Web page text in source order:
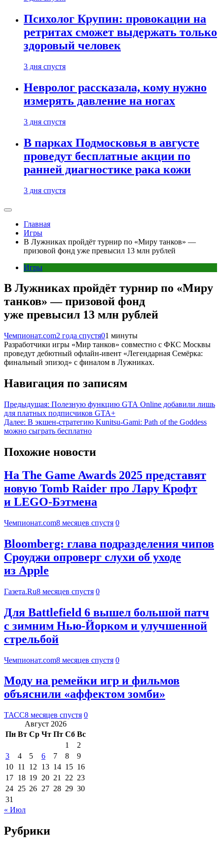
Психолог Крупин: провокации на
ретритах сможет выдержать только
здоровый человек
3 дня спустя
Невролог рассказала, кому нужно
измерять давление на ногах
3 дня спустя
В парках Подмосковья в августе
проведут бесплатные акции по
ранней диагностике рака кожи
3 дня спустя
Главная
Игры
В Лужниках пройдёт турнир по «Миру танков» —
призовой фонд уже превысил 13 млн рублей
Игры
В Лужниках пройдёт турнир по «Миру
танков» — призовой фонд
уже превысил 13 млн рублей
Чемпионат.com2 года спустя01 минуты
Разработчики игры «Мир танков» совместно с ФКС Москвы
проведут дебютный офлайн-ивент «Легендарная Семёрка:
финальный эпизод» с финалом в Лужниках.
Навигация по записям
Предыдущая: Полезную функцию GTA Online добавили лишь
для платных подписчиков GTA+
Далее: В экшен-стратегию Kunitsu-Gami: Path of the Goddess
можно сыграть бесплатно
Похожие новости
На The Game Awards 2025 представят
новую Tomb Raider про Лару Крофт
и LEGO-Бэтмена
Чемпионат.com8 месяцев спустя 0
Bloomberg: глава подразделения чипов
Сроуджи опроверг слухи об уходе
из Apple
Газета.Ru8 месяцев спустя 0
Для Battlefield 6 вышел большой патч
с зимним Нью-Йорком и улучшенной
стрельбой
Чемпионат.com8 месяцев спустя 0
Моду на ремейки игр и фильмов
объяснили «аффектом зомби»
ТАСС8 месяцев спустя 0
Август 2026
Пн Вт Ср Чт Пт Сб Вс
1
2
3
4 5 6 7 8
9
10 11 12 13 14 15 16
17 18 19 20 21 22 23
24 25 26 27 28 29 30
31
« Июл
Рубрики